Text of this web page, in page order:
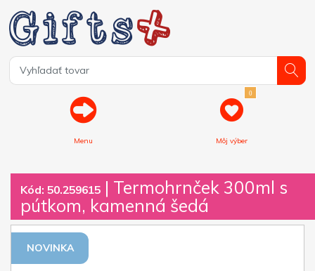
Menu
0
Môj výber
Kód: 50.259615 | Termohrnček 300ml s
pútkom, kamenná šedá
NOVINKA